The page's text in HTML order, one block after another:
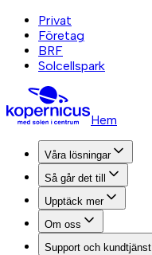
Privat
Företag
BRF
Solcellspark
Hem
Våra lösningar
Så går det till
Upptäck mer
Om oss
Support och kundtjänst